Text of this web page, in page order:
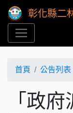
彰化縣二
首頁 公告列表
「政